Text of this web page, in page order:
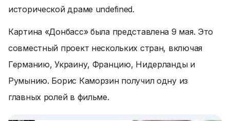
исторической драме undefined.
Картина «Донбасс» была представлена 9 мая. Это
совместный проект нескольких стран, включая
Германию, Украину, Францию, Нидерланды и
Румынию. Борис Каморзин получил одну из
главных ролей в фильме.